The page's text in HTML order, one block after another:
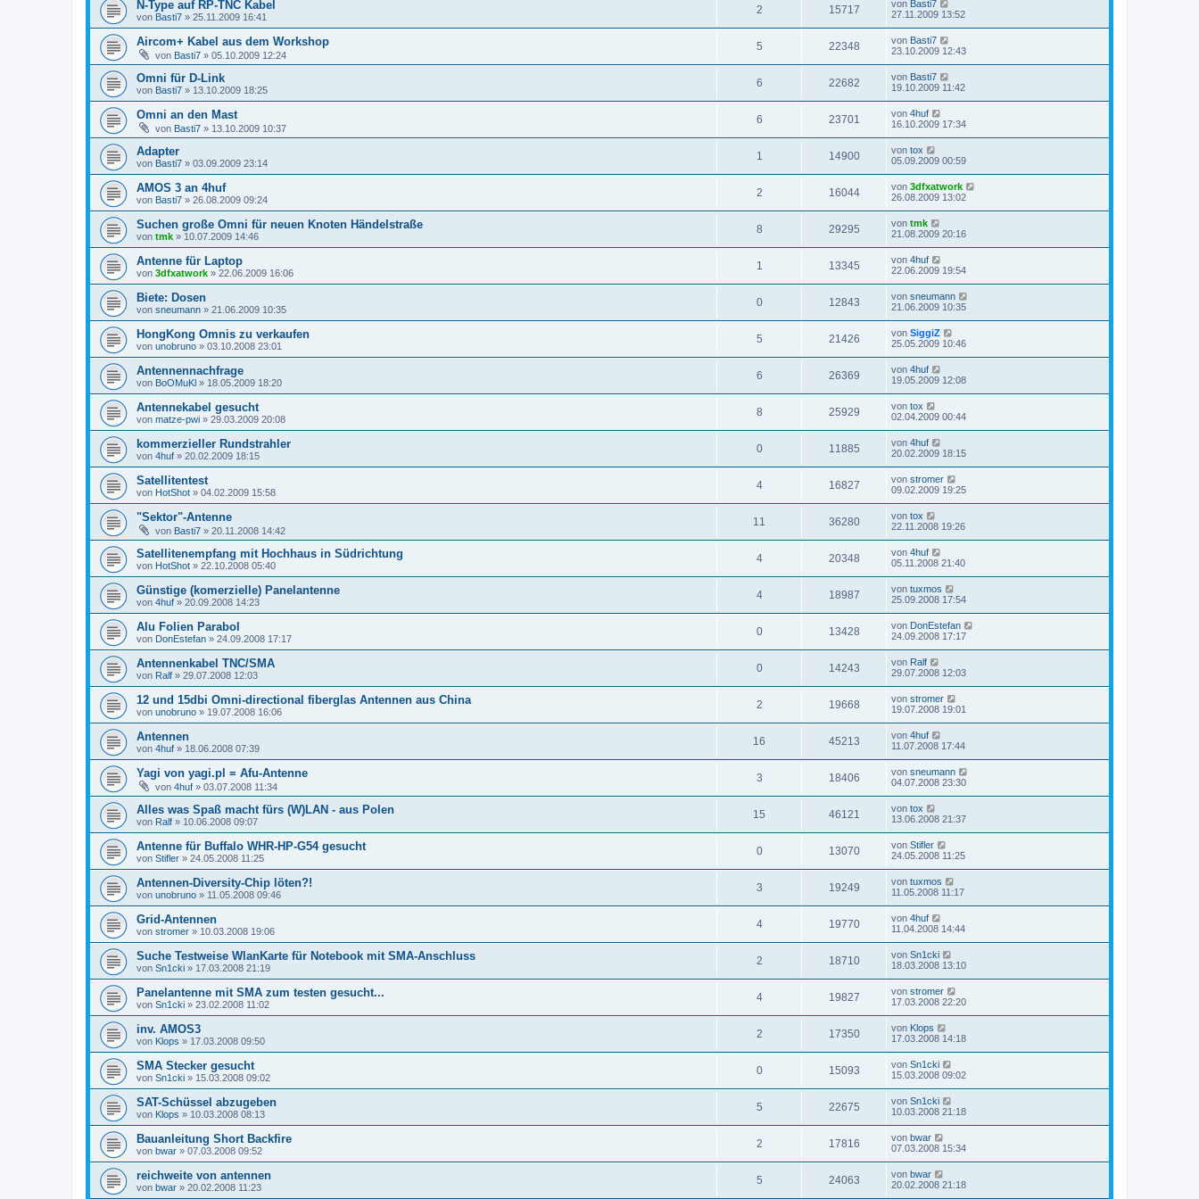
N-Type auf RP-TNC Kabel
von Basti7 » 25.11.2009 16:41
2 15717 von Basti7
27.11.2009 13:52
Aircom+ Kabel aus dem Workshop
von Basti7 » 05.10.2009 12:24
5 22348 von Basti7
23.10.2009 12:43
Omni für D-Link
von Basti7 » 13.10.2009 18:25
6 22682 von Basti7
19.10.2009 11:42
Omni an den Mast
von Basti7 » 13.10.2009 10:37
6 23701 von 4huf
16.10.2009 17:34
Adapter
von Basti7 » 03.09.2009 23:14
1 14900 von tox
05.09.2009 00:59
AMOS 3 an 4huf
von Basti7 » 26.08.2009 09:24
2 16044 von 3dfxatwork
26.08.2009 13:02
Suchen große Omni für neuen Knoten Händelstraße
von tmk » 10.07.2009 14:46
8 29295 von tmk
21.08.2009 20:16
Antenne für Laptop
von 3dfxatwork » 22.06.2009 16:06
1 13345 von 4huf
22.06.2009 19:54
Biete: Dosen
von sneumann » 21.06.2009 10:35
0 12843 von sneumann
21.06.2009 10:35
HongKong Omnis zu verkaufen
von unobruno » 03.10.2008 23:01
5 21426 von SiggiZ
25.05.2009 10:46
Antennennachfrage
von BoOMuKl » 18.05.2009 18:20
6 26369 von 4huf
19.05.2009 12:08
Antennekabel gesucht
von matze-pwi » 29.03.2009 20:08
8 25929 von tox
02.04.2009 00:44
kommerzieller Rundstrahler
von 4huf » 20.02.2009 18:15
0 11885 von 4huf
20.02.2009 18:15
Satellitentest
von HotShot » 04.02.2009 15:58
4 16827 von stromer
09.02.2009 19:25
"Sektor"-Antenne
von Basti7 » 20.11.2008 14:42
11 36280 von tox
22.11.2008 19:26
Satellitenempfang mit Hochhaus in Südrichtung
von HotShot » 22.10.2008 05:40
4 20348 von 4huf
05.11.2008 21:40
Günstige (komerzielle) Panelantenne
von 4huf » 20.09.2008 14:23
4 18987 von tuxmos
25.09.2008 17:54
Alu Folien Parabol
von DonEstefan » 24.09.2008 17:17
0 13428 von DonEstefan
24.09.2008 17:17
Antennenkabel TNC/SMA
von Ralf » 29.07.2008 12:03
0 14243 von Ralf
29.07.2008 12:03
12 und 15dbi Omni-directional fiberglas Antennen aus China
von unobruno » 19.07.2008 16:06
2 19668 von stromer
19.07.2008 19:01
Antennen
von 4huf » 18.06.2008 07:39
16 45213 von 4huf
11.07.2008 17:44
Yagi von yagi.pl = Afu-Antenne
von 4huf » 03.07.2008 11:34
3 18406 von sneumann
04.07.2008 23:30
Alles was Spaß macht fürs (W)LAN - aus Polen
von Ralf » 10.06.2008 09:07
15 46121 von tox
13.06.2008 21:37
Antenne für Buffalo WHR-HP-G54 gesucht
von Stifler » 24.05.2008 11:25
0 13070 von Stifler
24.05.2008 11:25
Antennen-Diversity-Chip löten?!
von unobruno » 11.05.2008 09:46
3 19249 von tuxmos
11.05.2008 11:17
Grid-Antennen
von stromer » 10.03.2008 19:06
4 19770 von 4huf
11.04.2008 14:44
Suche Testweise WlanKarte für Notebook mit SMA-Anschluss
von Sn1cki » 17.03.2008 21:19
2 18710 von Sn1cki
18.03.2008 13:10
Panelantenne mit SMA zum testen gesucht...
von Sn1cki » 23.02.2008 11:02
4 19827 von stromer
17.03.2008 22:20
inv. AMOS3
von Klops » 17.03.2008 09:50
2 17350 von Klops
17.03.2008 14:18
SMA Stecker gesucht
von Sn1cki » 15.03.2008 09:02
0 15093 von Sn1cki
15.03.2008 09:02
SAT-Schüssel abzugeben
von Klops » 10.03.2008 08:13
5 22675 von Sn1cki
10.03.2008 21:18
Bauanleitung Short Backfire
von bwar » 07.03.2008 09:52
2 17816 von bwar
07.03.2008 15:34
reichweite von antennen
von bwar » 20.02.2008 11:23
5 24063 von bwar
20.02.2008 21:18